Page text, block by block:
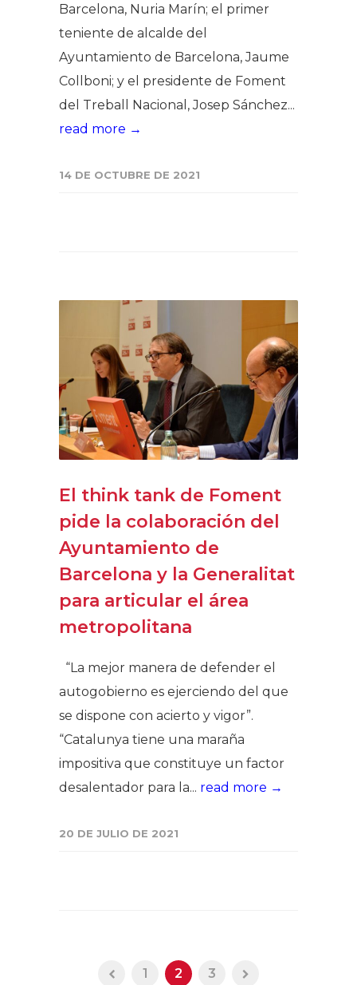
Barcelona, Nuria Marín; el primer
teniente de alcalde del
Ayuntamiento de Barcelona, Jaume
Collboni; y el presidente de Foment
del Treball Nacional, Josep Sánchez...
read more →
14 DE OCTUBRE DE 2021
El think tank de Foment
pide la colaboración del
Ayuntamiento de
Barcelona y la Generalitat
para articular el área
metropolitana
“La mejor manera de defender el
autogobierno es ejerciendo del que
se dispone con acierto y vigor”.
“Catalunya tiene una maraña
impositiva que constituye un factor
desalentador para la... read more →
20 DE JULIO DE 2021
1 2 3